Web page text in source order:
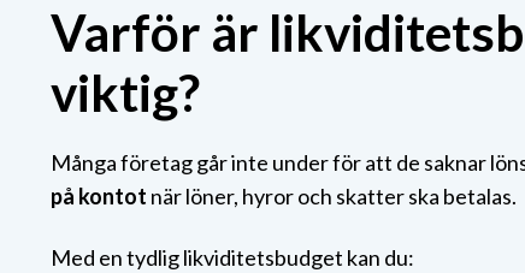
Varför är
viktig?
Många företag går inte under för att de saknar
på kontot när löner, hyror och skatter ska betalas.
Med en tydlig likviditetsbudget kan du: